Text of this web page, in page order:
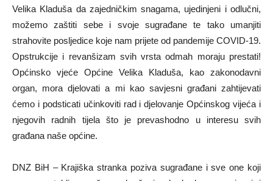
Velika Kladuša da zajedničkim snagama, ujedinjeni i odlučni,
možemo zaštiti sebe i svoje sugrađane te tako umanjiti
strahovite posljedice koje nam prijete od pandemije COVID-19.
Opstrukcije i revanšizam svih vrsta odmah moraju prestati!
Općinsko vjeće Općine Velika Kladuša, kao zakonodavni
organ, mora djelovati a mi kao savjesni građani zahtijevati
ćemo i podsticati učinkoviti rad i djelovanje Općinskog vijeća i
njegovih radnih tijela što je prevashodno u interesu svih
građana naše općine.
DNZ BiH – Krajiška stranka poziva sugrađane i sve one koji